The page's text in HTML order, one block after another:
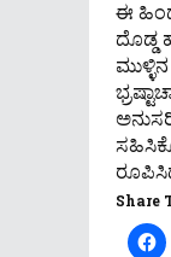
ಈ
ದೊಡ್ಡ
Share